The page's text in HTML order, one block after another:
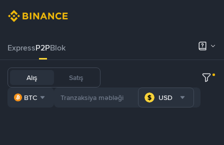
ExpressP2PBlok
Alış Satış
BTC USD